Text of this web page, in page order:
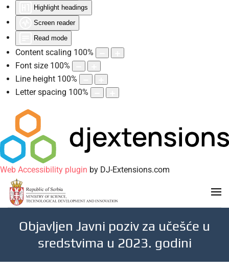
Highlight headings
Screen reader
Read mode
Content scaling 100%
Font size 100%
Line height 100%
Letter spacing 100%
Web Accessibility plugin by DJ-Extensions.com
Objavljen Javni poziv za učešće u
sredstvima u 2023. godini